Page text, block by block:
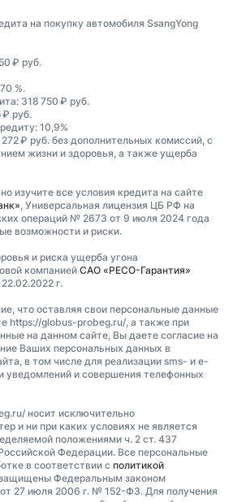
на покупку автомобиля SsangYong
₽ руб.
%.
318 750 ₽ руб.
₽ руб.
10,9%
₽ руб. без дополнительных комиссий, с
жизни и здоровья, а также ущерба
изучите все условия кредита на сайте
, Универсальная лицензия ЦБ РФ на
операций № 2673 от 9 июля 2024 года
возможности и риски.
и риска ущерба угона
компаниейСАО «РЕСО-Гарантия»
г.
что оставляя свои персональные данные
https://globus-probeg.ru/, а также при
на данном сайте, Вы даете согласие на
Ваших персональных данных в
в том числе для реализации sms- и e-
уведомлений и совершения телефонных
носит исключительно
и ни при каких условиях не является
положениями ч. 2 ст. 437
Федерации. Все персональные
в соответствии с политикой
Федеральным законом
27 июля 2006 г. № 152-ФЗ. Для получения